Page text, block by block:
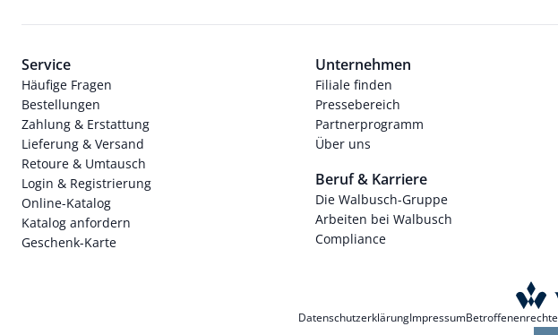
Service
Häufige Fragen
Bestellungen
Zahlung & Erstattung
Lieferung & Versand
Retoure & Umtausch
Login & Registrierung
Online-Katalog
Katalog anfordern
Geschenk-Karte
Unternehmen
Filiale finden
Pressebereich
Partnerprogramm
Über uns
Beruf & Karriere
Die Walbusch-Gruppe
Arbeiten bei Walbusch
Compliance
DatenschutzerklärungImpressumBetroffenenrechte